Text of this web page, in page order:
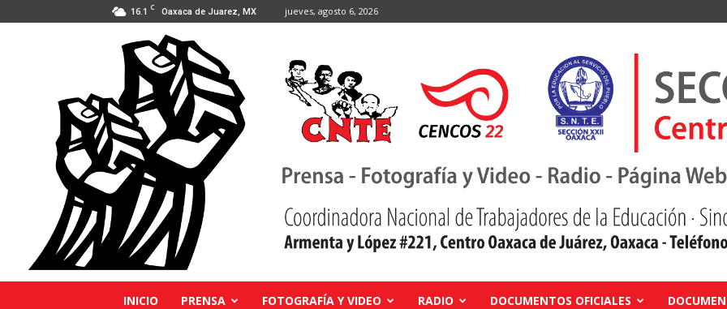
16.1 C Oaxaca de Juarez, MX jueves, agosto 6, 2026
INICIO PRENSA FOTOGRAFÍA Y VIDEO RADIO DOCUMENTOS OFICIALES